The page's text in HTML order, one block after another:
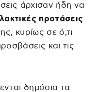
άρχισαν ήδη να
προτάσεις
κυρίως σε ό,τι
και τις
δημόσια τα